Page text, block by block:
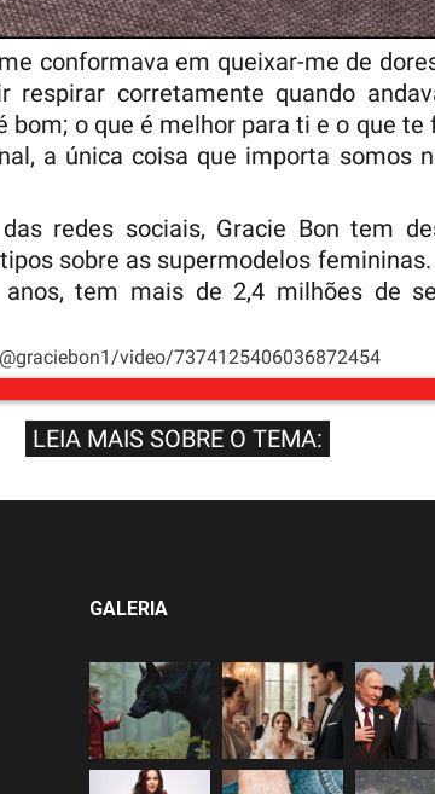
conformava em queixar-me de
respirar corretamente quando
bom; o que é melhor para ti e o que te
a única coisa que importa somos
redes sociais, Gracie Bon tem
sobre as supermodelos
tem mais de 2,4 milhões de
video/7374125406036872454
LEIA MAIS SOBRE O TEMA:
GALERIA